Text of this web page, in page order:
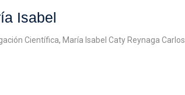
Isabel
Científica, María Isabel Caty Reynaga Carlos